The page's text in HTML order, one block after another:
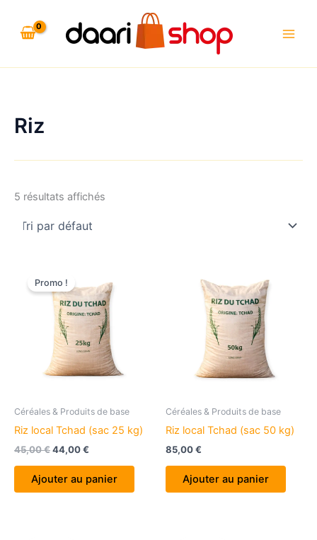
contenu
Riz
5 résultats affichés
Promo !
Céréales & Produits de base
Riz local Tchad (sac 25 kg)
45,00€Le
initial
était :
44,00€
actuel
est :
Ajouter au panier
Céréales & Produits de base
Riz local Tchad (sac 50 kg)
85,00€
Ajouter au panier